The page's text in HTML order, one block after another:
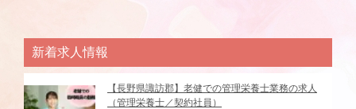
新着求人情報
【長野県諏訪郡】老健での管理栄養士業務の求人
（管理栄養士／契約社員）